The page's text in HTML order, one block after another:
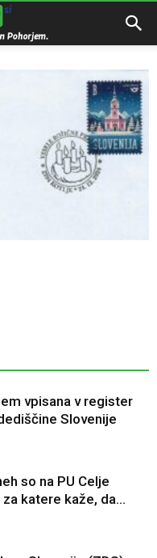
vpisana v register
Slovenije
so na PU Celje
katere kaže, da...